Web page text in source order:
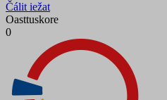
Čálit iežat
Oasttuskore
0